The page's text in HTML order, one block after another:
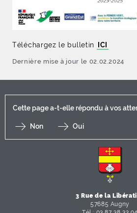
Téléchargez le bulletin ICI
Dernière mise à jour le 02.02.2024
Cette page a-t-elle répondu à vos
Non Oui
3 Rue de la
57685 Augny